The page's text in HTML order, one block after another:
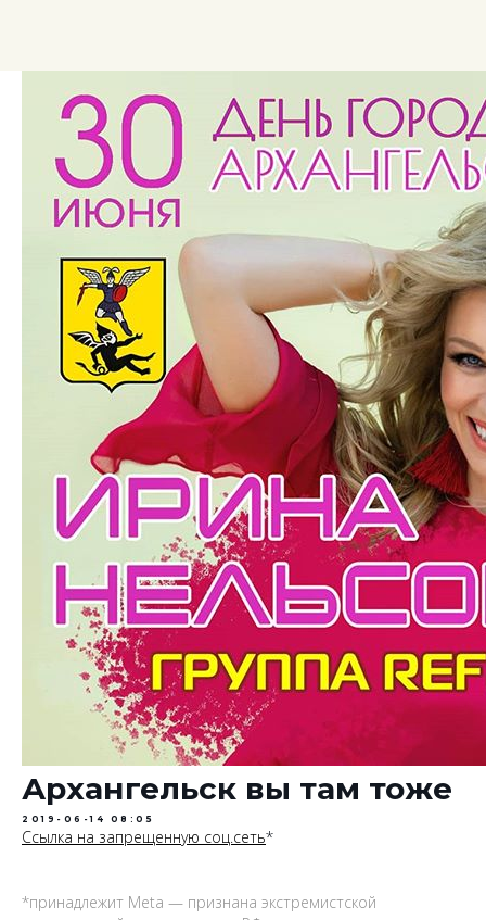
Архангельск вы там тоже
2019-06-14 08:05
Ссылка на запрещенную соц.сеть*
*принадлежит Meta — признана экстремистской